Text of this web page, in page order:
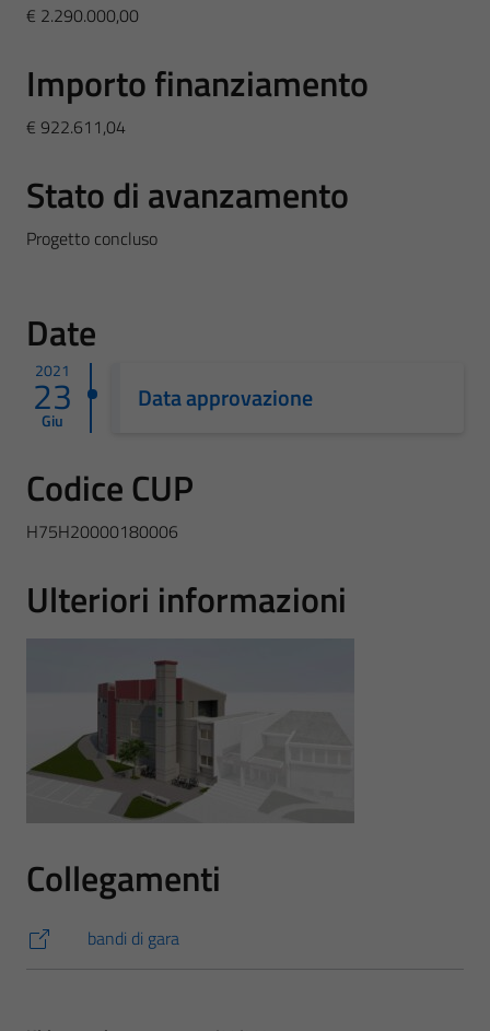
€ 2.290.000,00
Importo finanziamento
€ 922.611,04
Stato di avanzamento
Progetto concluso
Date
2021
23
Giu
Data approvazione
Codice CUP
H75H20000180006
Ulteriori informazioni
Collegamenti
bandi di gara